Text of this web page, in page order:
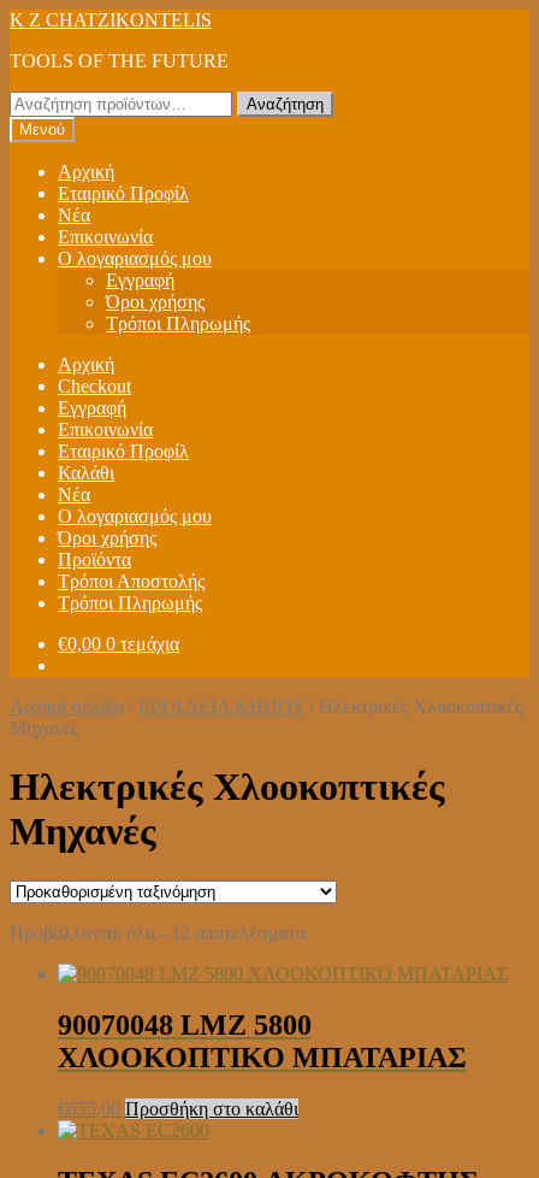
Απευθείας
στην
Μετάβαση
περιεχόμενο
K Z CHATZIKONTELIS
TOOLS OF THE FUTURE
Αναζήτηση
για:
Αναζήτηση
Μενού
Αρχική
Εταιρικό Προφίλ
Νέα
Επικοινωνία
Ο λογαριασμός μου
Εγγραφή
Όροι χρήσης
Τρόποι Πληρωμής
Αρχική
Checkout
Εγγραφή
Επικοινωνία
Εταιρικό Προφίλ
Καλάθι
Νέα
Ο λογαριασμός μου
Όροι χρήσης
Προϊόντα
Τρόποι Αποστολής
Τρόποι Πληρωμής
€0,00 0 τεμάχια
Αρχική σελίδα / ΕΡΓΑΛΕΙΑ ΚΗΠΟΥ / Ηλεκτρικές Χλοοκοπτικές
Μηχανές
Ηλεκτρικές Χλοοκοπτικές
Μηχανές
Προβάλλονται όλα - 12 αποτελέσματα
90070048 LMZ 5800
ΧΛΟΟΚΟΠΤΙΚΟ ΜΠΑΤΑΡΙΑΣ
€655,00 Προσθήκη στο καλάθι